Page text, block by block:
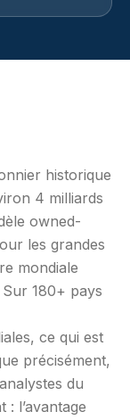
historique
4 milliards
owned-
les grandes
mondiale
180+ pays
ce qui est
précisément,
du
l’avantage